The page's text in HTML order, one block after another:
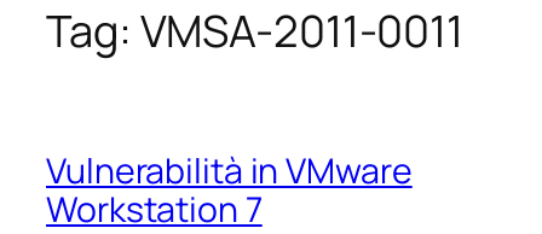
Tag: VMSA-2011-0011
Vulnerabilità in VMware
Workstation 7